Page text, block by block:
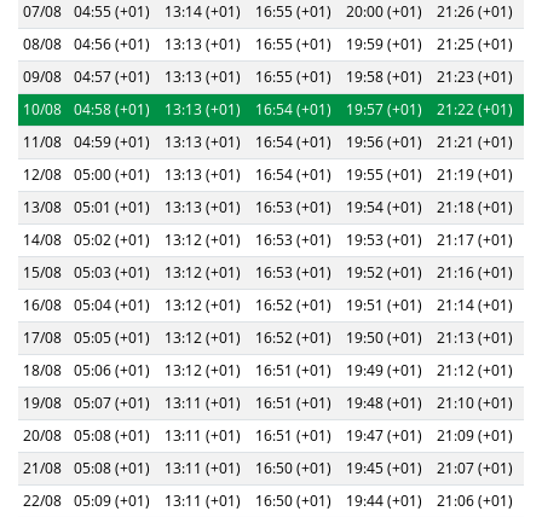
07/08 04:55 (+01) 13:14 (+01) 16:55 (+01) 20:00 (+01)
21:26 (+01)
08/08 04:56 (+01) 13:13 (+01) 16:55 (+01) 19:59 (+01)
21:25 (+01)
09/08 04:57 (+01) 13:13 (+01) 16:55 (+01) 19:58 (+01)
21:23 (+01)
10/08 04:58 (+01) 13:13 (+01) 16:54 (+01) 19:57 (+01)
21:22 (+01)
11/08 04:59 (+01) 13:13 (+01) 16:54 (+01) 19:56 (+01)
21:21 (+01)
12/08 05:00 (+01) 13:13 (+01) 16:54 (+01) 19:55 (+01)
21:19 (+01)
13/08 05:01 (+01) 13:13 (+01) 16:53 (+01) 19:54 (+01)
21:18 (+01)
14/08 05:02 (+01) 13:12 (+01) 16:53 (+01) 19:53 (+01)
21:17 (+01)
15/08 05:03 (+01) 13:12 (+01) 16:53 (+01) 19:52 (+01)
21:16 (+01)
16/08 05:04 (+01) 13:12 (+01) 16:52 (+01) 19:51 (+01)
21:14 (+01)
17/08 05:05 (+01) 13:12 (+01) 16:52 (+01) 19:50 (+01)
21:13 (+01)
18/08 05:06 (+01) 13:12 (+01) 16:51 (+01) 19:49 (+01)
21:12 (+01)
19/08 05:07 (+01) 13:11 (+01) 16:51 (+01) 19:48 (+01)
21:10 (+01)
20/08 05:08 (+01) 13:11 (+01) 16:51 (+01) 19:47 (+01)
21:09 (+01)
21/08 05:08 (+01) 13:11 (+01) 16:50 (+01) 19:45 (+01)
21:07 (+01)
22/08 05:09 (+01) 13:11 (+01) 16:50 (+01) 19:44 (+01)
21:06 (+01)